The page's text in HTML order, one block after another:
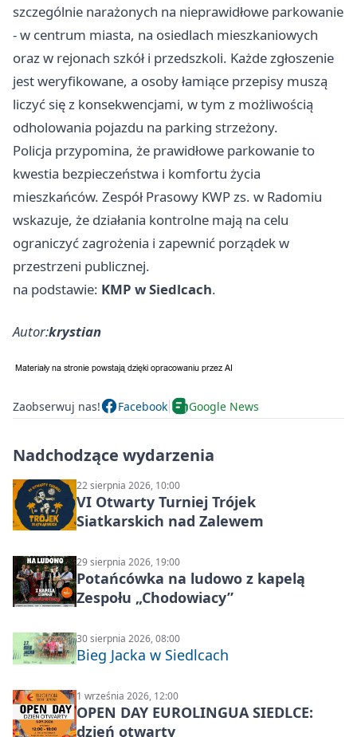
szczególnie narażonych na nieprawidłowe parkowanie
- w centrum miasta, na osiedlach mieszkaniowych
oraz w rejonach szkół i przedszkoli. Każde zgłoszenie
jest weryfikowane, a osoby łamiące przepisy muszą
liczyć się z konsekwencjami, w tym z możliwością
odholowania pojazdu na parking strzeżony.
Policja przypomina, że prawidłowe parkowanie to
kwestia bezpieczeństwa i komfortu życia
mieszkańców. Zespół Prasowy KWP zs. w Radomiu
wskazuje, że działania kontrolne mają na celu
ograniczyć zagrożenia i zapewnić porządek w
przestrzeni publicznej.
na podstawie: KMP w Siedlcach.
Autor:krystian
Zaobserwuj nas! Facebook Google News
Nadchodzące wydarzenia
22 sierpnia 2026, 10:00
VI Otwarty Turniej Trójek
Siatkarskich nad Zalewem
29 sierpnia 2026, 19:00
Potańcówka na ludowo z kapelą
Zespołu „Chodowiacy”
30 sierpnia 2026, 08:00
Bieg Jacka w Siedlcach
1 września 2026, 12:00
OPEN DAY EUROLINGUA SIEDLCE:
dzień otwarty